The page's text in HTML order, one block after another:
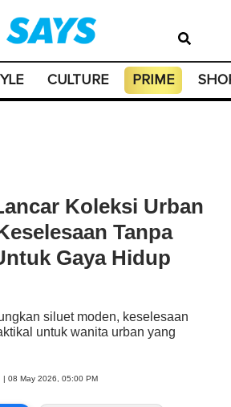
CULTURE PRIME
Koleksi Urban
Tanpa
Gaya Hidup
siluet moden, keselesaan
untuk wanita urban yang
| 08 May 2026, 05:00 PM